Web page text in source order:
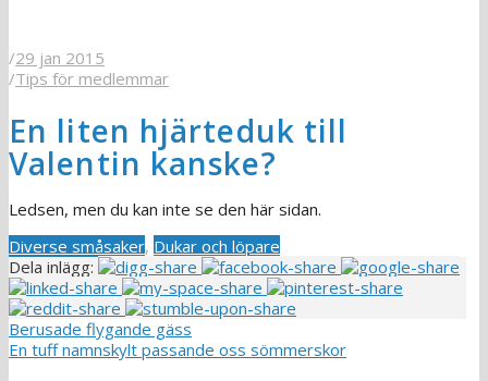
/29 jan 2015
/Tips för medlemmar
En liten hjärteduk till
Valentin kanske?
Ledsen, men du kan inte se den här sidan.
Diverse småsaker, Dukar och löpare
Dela inlägg:
Berusade flygande gäss
En tuff namnskylt passande oss sömmerskor